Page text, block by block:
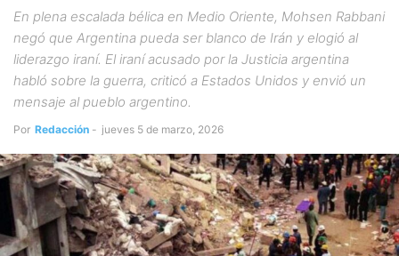
En plena escalada bélica en Medio Oriente, Mohsen Rabbani
negó que Argentina pueda ser blanco de Irán y elogió al
liderazgo iraní. El iraní acusado por la Justicia argentina
habló sobre la guerra, criticó a Estados Unidos y envió un
mensaje al pueblo argentino.
Por Redacción - jueves 5 de marzo, 2026